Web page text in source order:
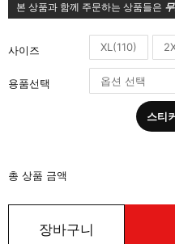
본 상품과 함께 주문하는 상품들은
사이즈 XL(110)
용품선택
스티
총 상품 금액
장바구니